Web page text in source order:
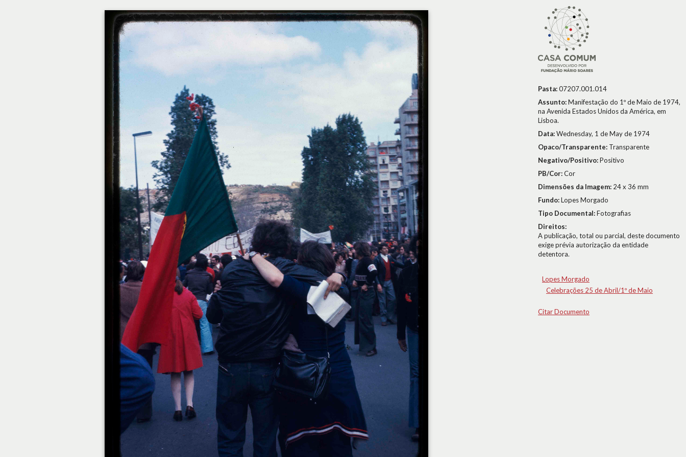
Pasta:07207.001.014
Assunto:Manifestação do 1º de Maio de 1974,
na Avenida Estados Unidos da América, em
Lisboa.
Data:Wednesday, 1 de May de 1974
Opaco/Transparente: Transparente
Negativo/Positivo:Positivo
PB/Cor:Cor
Dimensões da Imagem: 24 x 36 mm
Fundo:Lopes Morgado
Tipo Documental:Fotografias
Direitos:
A publicação, total ou parcial, deste documento
exige prévia autorização da entidade
detentora.
Lopes Morgado
Celebrações 25 de Abril/1º de Maio
Citar Documento